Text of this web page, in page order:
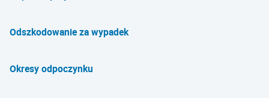
Odszkodowanie za wypadek
Okresy odpoczynku